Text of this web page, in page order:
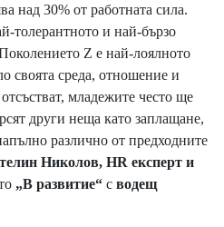
над 30% от работната сила.
толерантното и най-бързо
Z е най-лоялното
своята среда, отношение и
младежите често ще
други неща като заплащане,
различно от предходните
Николов, HR експерт и
„В развитие“ с водещ